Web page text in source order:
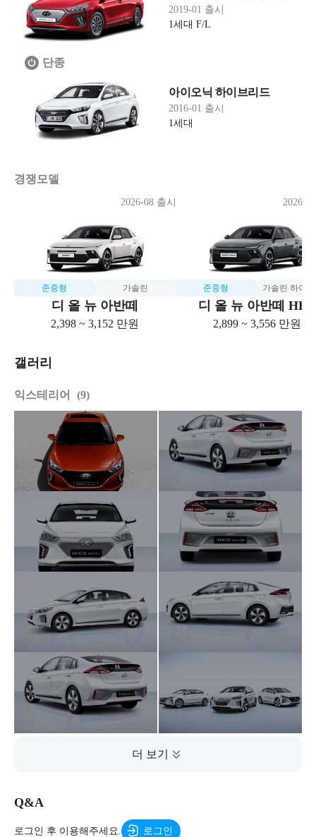
2019-01 출시
1세대 F/L
단종
아이오닉 하이브리드
2016-01 출시
1세대
경쟁모델
준중형 가솔린
디 올 뉴 아반떼
2026-08 출시
2,398 ~ 3,152 만원
준중형 가솔린 하이
디 올 뉴 아반떼 HEV
2026-
2,899 ~ 3,556 만원
갤러리
익스테리어 9
Q&A
로그인 후 이용해주세요. 로그인